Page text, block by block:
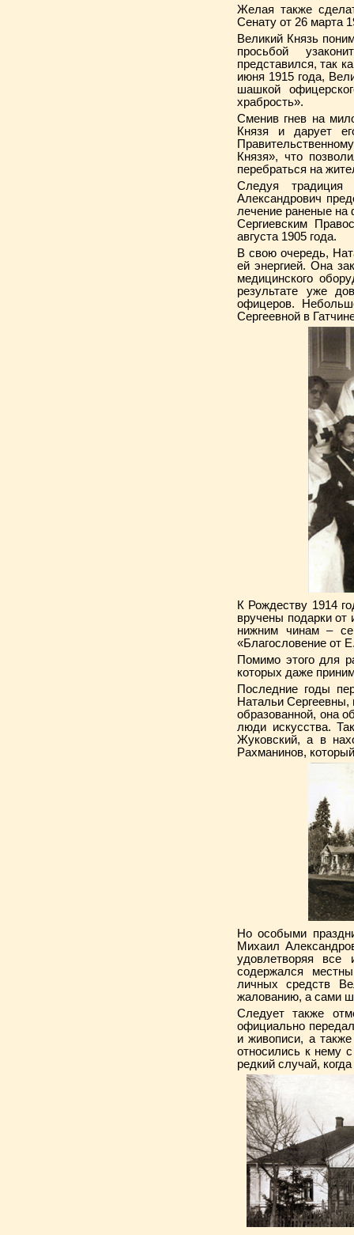
Желая также
Сенату от 26 марта
Великий Князь
просьбой
представился, так
июня 1915 года,
шашкой
храбрость».
Сменив гнев на
Князя и дарует
Князя», что
перебраться на
Следуя традиция
Александрович
лечение раненые на
Сергиевским
августа 1905 года.
В свою очередь,
ей энергией. Она
медицинского
результате уже
офицеров.
Сергеевной в
К Рождеству 1914
вручены подарки
нижним чинам –
«Благословение от
Помимо этого для
которых даже
Последние годы
Натальи Сергеевны,
образованной, она
люди искусства.
Жуковский, а в
Рахманинов,
Но особыми
Михаил
удовлетворяя
содержался
личных средств
жалованию, а сами
Следует также
официально
и живописи, а
относились к нему
редкий случай,